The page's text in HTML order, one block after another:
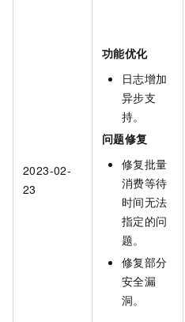
2023-02-
23
功能优化
日志增加
异步支
持。
问题修复
修复批量
消费等待
时间无法
指定的问
题。
修复部分
安全漏
洞。